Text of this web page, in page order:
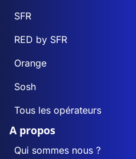
SFR
RED by SFR
Orange
Sosh
Tous les opérateurs
A propos
Qui sommes nous ?